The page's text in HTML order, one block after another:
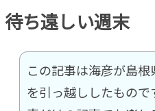
待ち遠しい週末
この記事は海彦が島
を引っ越ししたもの